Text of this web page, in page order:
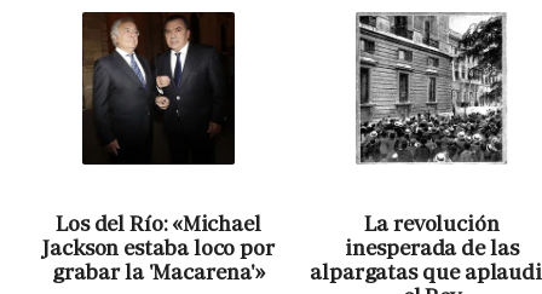
Los del Río: «Michael
Jackson estaba loco por
grabar la 'Macarena'»
La revolución
inesperada de las
alpargatas que